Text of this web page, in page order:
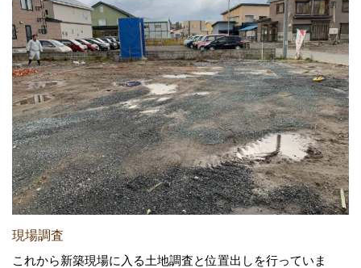
現場調査
これから新築現場に入る土地調査と位置出しを行っていま